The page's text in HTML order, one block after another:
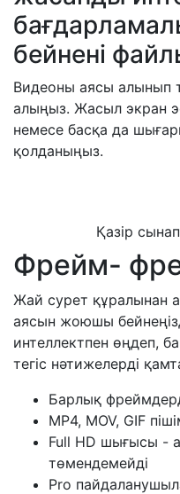
бейнені
Видеоны аясы алынып
алыңыз. Жасыл экран
немесе басқа да
қолданыңыз.
Қазір
Фрейм-
Жай сурет құралынан
аясын жоюшы
интеллектпен өңдеп,
тегіс нәтижелерді
Барлық
MP4, MOV, GIF
Full HD шығысы -
төмендемейді
Pro